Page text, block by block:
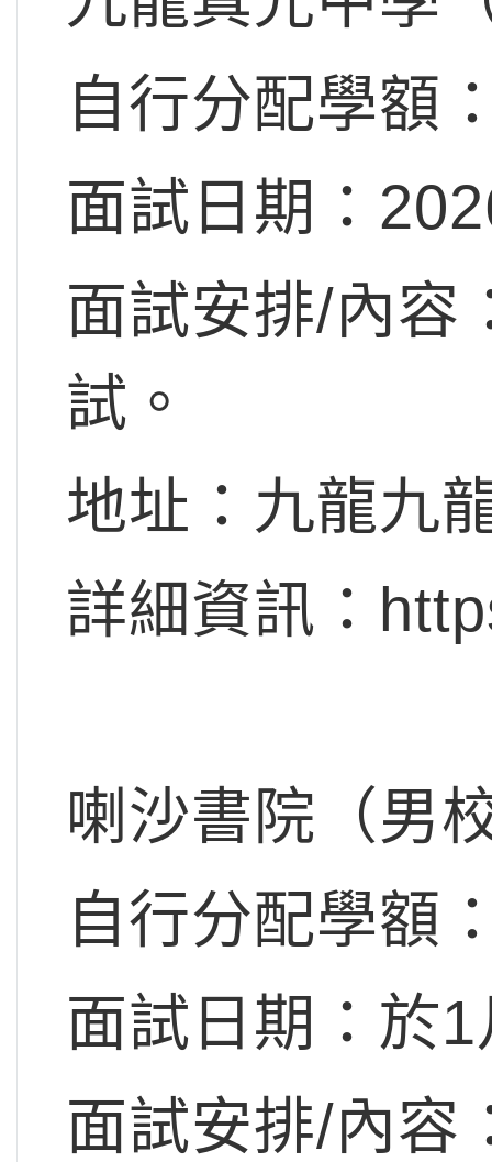
自行分配學額
面試日期：
面試安排/內容
試。
地址：九龍九
詳細資訊：
喇沙書院（男
自行分配學額
面試日期：於
面試安排/內容